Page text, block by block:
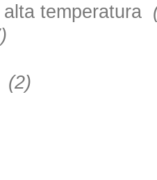
temperatura
(2)